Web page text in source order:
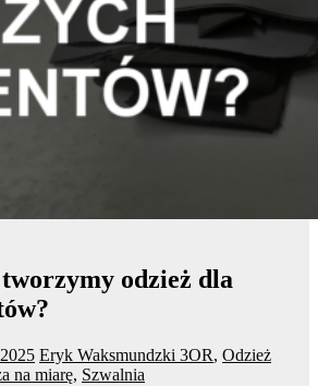
odzież dla
Eryk Waksmundzki 3OR, Odzież
na miarę, Szwalnia